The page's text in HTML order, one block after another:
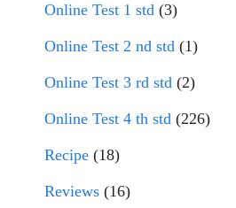
Online Test 1 std (3)
Online Test 2 nd std (1)
Online Test 3 rd std (2)
Online Test 4 th std (226)
Recipe (18)
Reviews (16)